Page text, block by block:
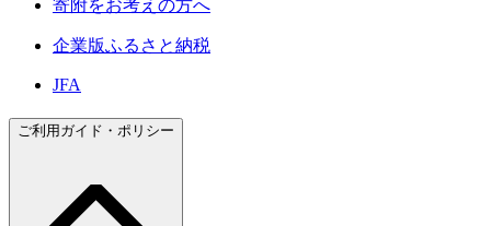
寄附をお考えの方へ
企業版ふるさと納税
JFA
ご利用ガイド・ポリシー